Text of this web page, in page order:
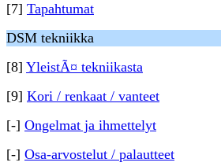
[7] Tapahtumat
DSM tekniikka
[8] YleistÃ¤ tekniikasta
[9] Kori / renkaat / vanteet
[-] Ongelmat ja ihmettelyt
[-] Osa-arvostelut / palautteet